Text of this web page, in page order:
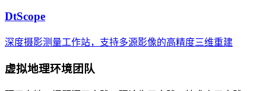
DtScope
深度摄影测量工作站，支持多源影像的高精度三维重建
虚拟地理环境团队